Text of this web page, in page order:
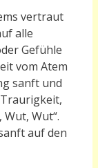
vertraut
alle
Gefühle
vom Atem
sanft und
Wut“.
auf den